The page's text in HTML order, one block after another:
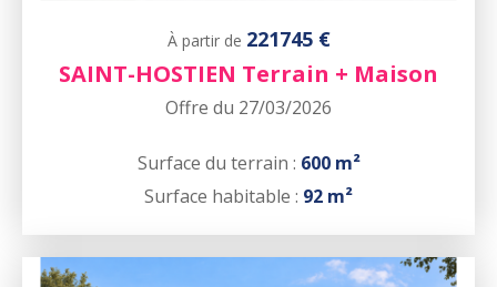
À partir de 221745 €
SAINT-HOSTIEN Terrain + Maison
Offre du 27/03/2026
Surface du terrain : 600 m²
Surface habitable : 92 m²